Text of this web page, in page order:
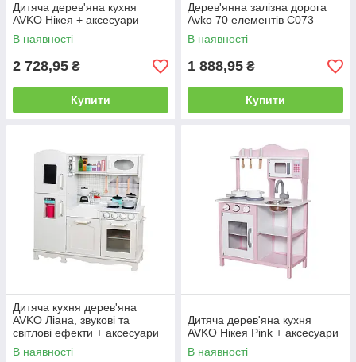
Дитяча дерев'яна кухня
AVKO Нікея + аксесуари
В наявності
2 728,95 ₴
Купити
Дерев'янна залізна дорога
Avko 70 елементів С073
В наявності
1 888,95 ₴
Купити
Дитяча кухня дерев'яна
AVKO Ліана, звукові та
світлові ефекти + аксесуари
В наявності
Дитяча дерев'яна кухня
AVKO Нікея Pink + аксесуари
В наявності